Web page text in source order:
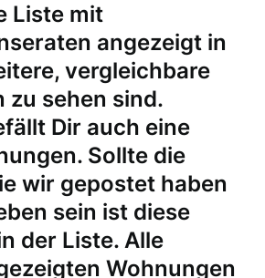
Liste mit
angezeigt in
vergleichbare
zu sehen sind.
Dir auch eine
Sollte die
wir gepostet haben
sein ist diese
der Liste. Alle
Wohnungen